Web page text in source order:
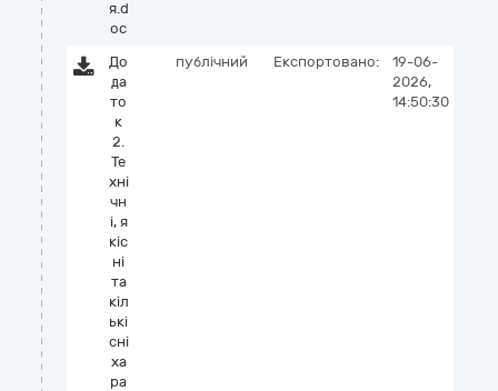
я.d
oc
До
да
то
к
2.
Те
хні
чн
і, я
кіс
ні
та
кіл
ькі
сні
ха
ра
публічний Експортовано:
19-06-
2026,
14:50:30